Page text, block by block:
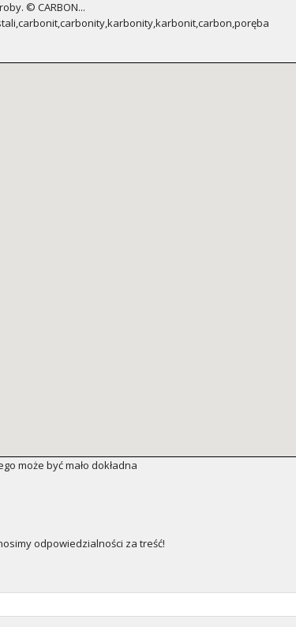
© CARBON...
może być mało dokładna
odpowiedzialności za treść!